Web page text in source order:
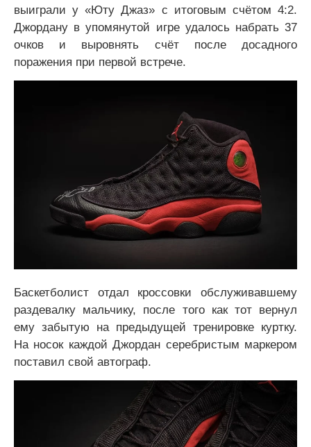
выиграли у «Юту Джаз» с итоговым счётом 4:2.
Джордану в упомянутой игре удалось набрать 37
очков и выровнять счёт после досадного
поражения при первой встрече.
Баскетболист отдал кроссовки обслуживавшему
раздевалку мальчику, после того как тот вернул
ему забытую на предыдущей тренировке куртку.
На носок каждой Джордан серебристым маркером
поставил свой автограф.